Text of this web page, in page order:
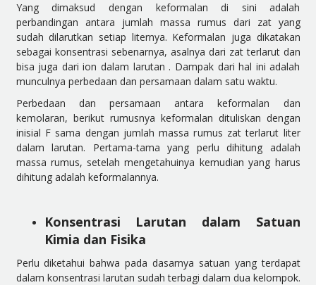
Yang dimaksud dengan keformalan di sini adalah
perbandingan antara jumlah massa rumus dari zat yang
sudah dilarutkan setiap liternya. Keformalan juga dikatakan
sebagai konsentrasi sebenarnya, asalnya dari zat terlarut dan
bisa juga dari ion dalam larutan . Dampak dari hal ini adalah
munculnya perbedaan dan persamaan dalam satu waktu.
Perbedaan dan persamaan antara keformalan dan
kemolaran, berikut rumusnya keformalan dituliskan dengan
inisial F sama dengan jumlah massa rumus zat terlarut liter
dalam larutan. Pertama-tama yang perlu dihitung adalah
massa rumus, setelah mengetahuinya kemudian yang harus
dihitung adalah keformalannya.
Konsentrasi Larutan dalam Satuan
Kimia dan Fisika
Perlu diketahui bahwa pada dasarnya satuan yang terdapat
dalam konsentrasi larutan sudah terbagi dalam dua kelompok.